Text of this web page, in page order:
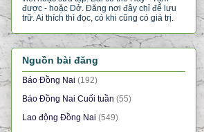
được - hoặc Dở. Đăng nơi đây chỉ để lưu
trữ. Ai thích thì đọc, có khi cũng có giá trị.
Nguồn bài đăng
Báo Đồng Nai (192)
Báo Đồng Nai Cuối tuần (55)
Lao động Đồng Nai (549)